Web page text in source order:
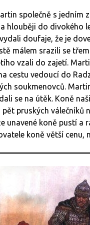
společně s
hlouběji do divokého
doufaje, že je
málem srazili se
vzali do zajetí.
cestu vedoucí do
soukmenovců.
se na útěk. Koně
pruských válečníků
unavené koně pustí a
koně větší cenu,